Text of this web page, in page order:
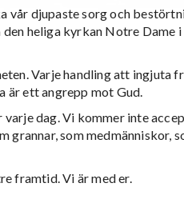
vår djupaste sorg och
heliga kyrkan Notre Dame
Varje handling att ingjuta
är ett angrepp mot Gud.
varje dag. Vi kommer inte
grannar, som medmänniskor,
framtid. Vi är med er.